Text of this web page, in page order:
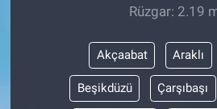
Rüzgar: 2.19
Akçaabat Araklı
Beşikdüzü Çarşıbaşı